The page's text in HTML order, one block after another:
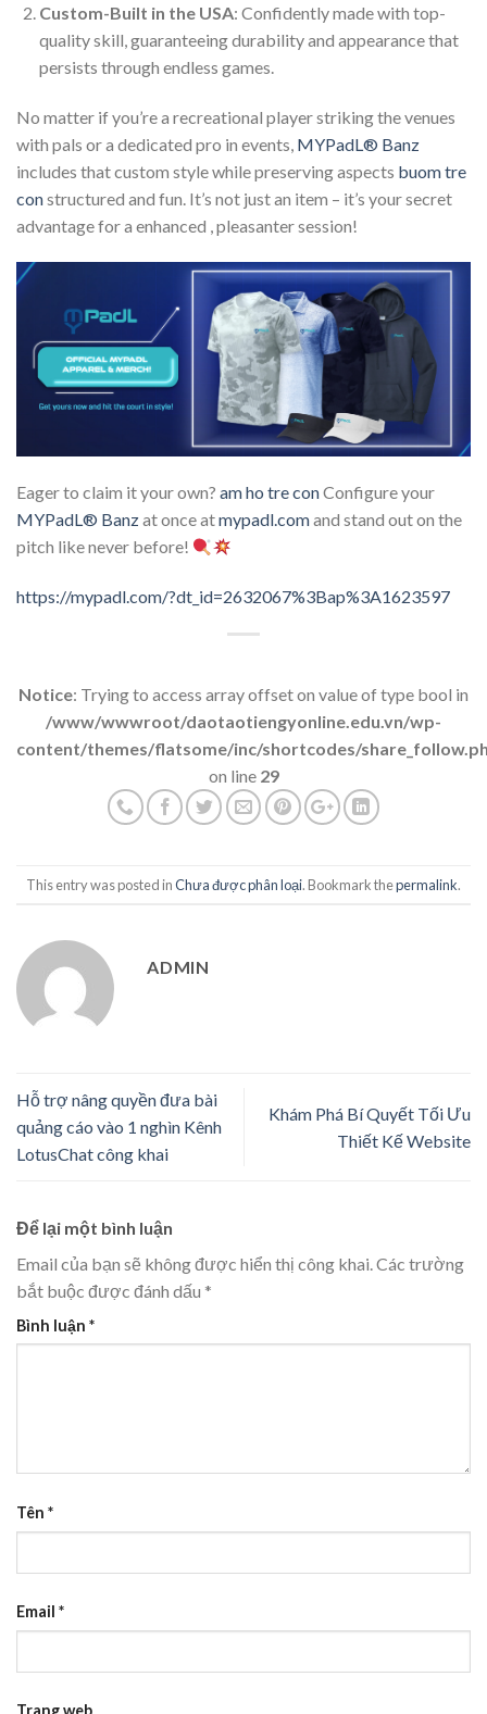
Custom-Built in the USA: Confidently made with top-
quality skill, guaranteeing durability and appearance that
persists through endless games.
No matter if you’re a recreational player striking the venues
with pals or a dedicated pro in events, MYPadL® Banz
includes that custom style while preserving aspects buom tre
constructured and fun. It’s not just an item – it’s your secret
advantage for a enhanced , pleasanter session!
Eager to claim it your own? am ho tre conConfigure your
MYPadL® Banzat once atmypadl.comand stand out on the
pitch like never before!
https://mypadl.com/?dt_id=2632067%3Bap%3A1623597
Notice: Trying to access array offset on value of type bool in
/www/wwwroot/daotaotiengyonline.edu.vn/wp-
content/themes/flatsome/inc/shortcodes/
on line 29
This entry was posted inChưa được phân loại. Bookmark thepermalink.
ADMIN
Hỗ trợ nâng quyền đưa bài
quảng cáo vào 1 nghìn Kênh
LotusChat công khai
Khám Phá Bí Quyết Tối Ưu
Thiết Kế Website
Để lại một bình luận
Email của bạn sẽ không được hiển thị công khai. Các trường
bắt buộc được đánh dấu *
Bình luận *
Tên *
Email *